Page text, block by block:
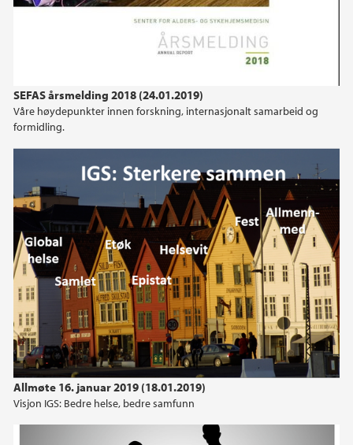
SEFAS årsmelding 2018 (24.01.2019)
Våre høydepunkter innen forskning, internasjonalt samarbeid og
formidling.
Allmøte 16. januar 2019 (18.01.2019)
Visjon IGS: Bedre helse, bedre samfunn
2024
2023
2022
2020
2019
2018
2017
2016
2015